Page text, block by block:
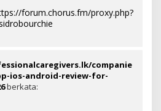
forum.chorus.fm/proxy.php?
companie
ios-android-review-for-
berkata: